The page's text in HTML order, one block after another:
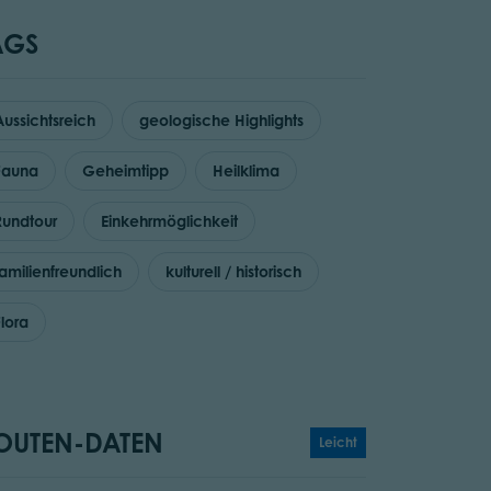
geologische Highlights
Geheimtipp Heilklima
Einkehrmöglichkeit
kulturell / historisch
DATEN Leicht